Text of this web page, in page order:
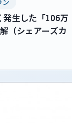
発生した「106万
（シェアーズカ